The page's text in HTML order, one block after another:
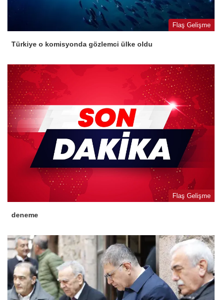
Flaş Gelişme
Türkiye o komisyonda gözlemci ülke oldu
Flaş Gelişme
deneme